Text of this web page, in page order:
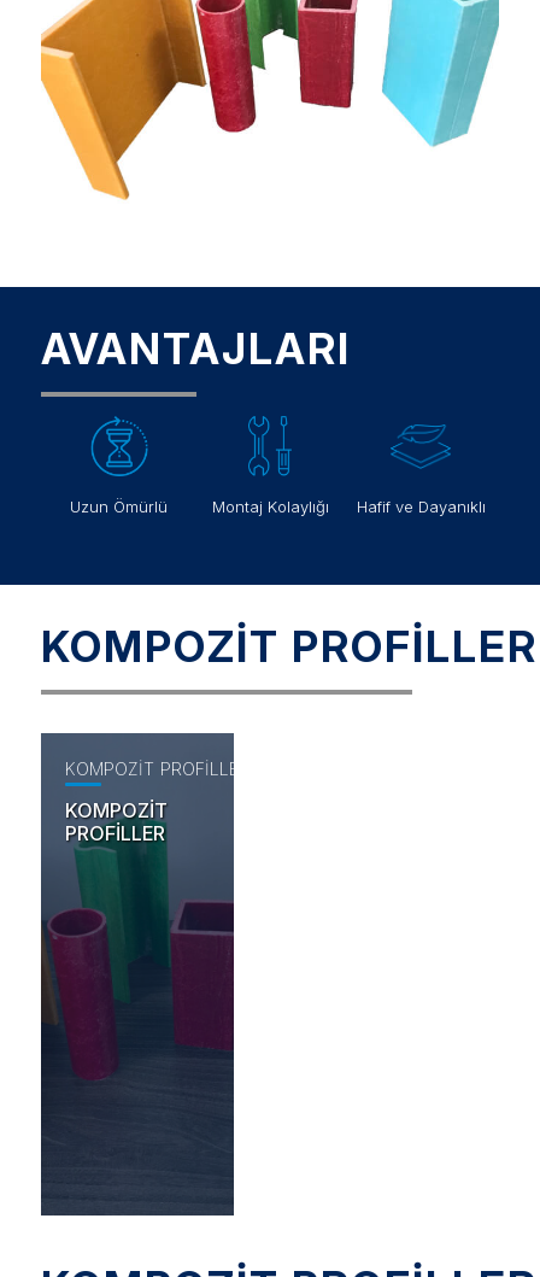
AVANTAJLARI
Uzun Ömürlü Montaj Kolaylığı Hafif ve Dayanıklı
KOMPOZİT
KOMPOZİT PROFİLLER
KOMPOZİT
PROFİLLER